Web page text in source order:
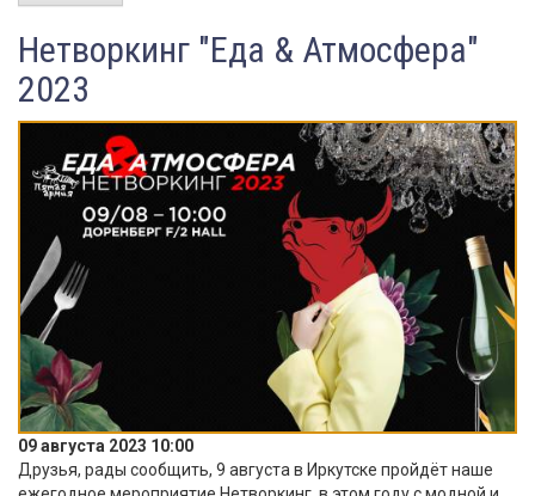
Нетворкинг "Еда & Атмосфера"
2023
09 августа 2023 10:00
Друзья, рады сообщить, 9 августа в Иркутске пройдёт наше